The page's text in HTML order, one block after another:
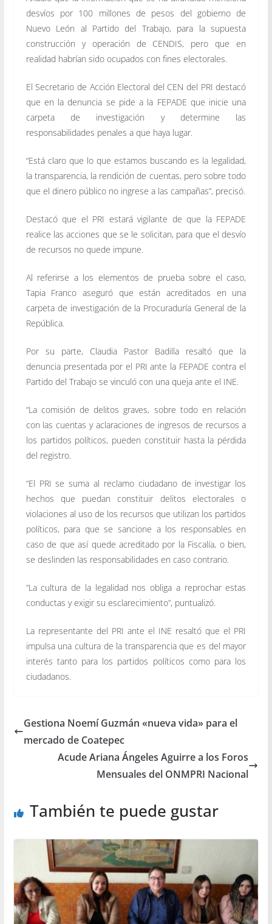
desvíos por 100 millones de pesos del gobierno de
Nuevo León al Partido del Trabajo, para la supuesta
construcción y operación de CENDIS, pero que en
realidad habrían sido ocupados con fines electorales.
El Secretario de Acción Electoral del CEN del PRI destacó
que en la denuncia se pide a la FEPADE que inicie una
carpeta de investigación y determine las
responsabilidades penales a que haya lugar.
“Está claro que lo que estamos buscando es la legalidad,
la transparencia, la rendición de cuentas, pero sobre todo
que el dinero público no ingrese a las campañas”, precisó.
Destacó que el PRI estará vigilante de que la FEPADE
realice las acciones que se le solicitan, para que el desvío
de recursos no quede impune.
Al referirse a los elementos de prueba sobre el caso,
Tapia Franco aseguró que están acreditados en una
carpeta de investigación de la Procuraduría General de la
República.
Por su parte, Claudia Pastor Badilla resaltó que la
denuncia presentada por el PRI ante la FEPADE contra el
Partido del Trabajo se vinculó con una queja ante el INE.
“La comisión de delitos graves, sobre todo en relación
con las cuentas y aclaraciones de ingresos de recursos a
los partidos políticos, pueden constituir hasta la pérdida
del registro.
“El PRI se suma al reclamo ciudadano de investigar los
hechos que puedan constituir delitos electorales o
violaciones al uso de los recursos que utilizan los partidos
políticos, para que se sancione a los responsables en
caso de que así quede acreditado por la Fiscalía, o bien,
se deslinden las responsabilidades en caso contrario.
“La cultura de la legalidad nos obliga a reprochar estas
conductas y exigir su esclarecimiento”, puntualizó.
La representante del PRI ante el INE resaltó que el PRI
impulsa una cultura de la transparencia que es del mayor
interés tanto para los partidos políticos como para los
ciudadanos.
Gestiona Noemí Guzmán «nueva vida» para el
mercado de Coatepec
Acude Ariana Ángeles Aguirre a los Foros
Mensuales del ONMPRI Nacional
También te puede gustar